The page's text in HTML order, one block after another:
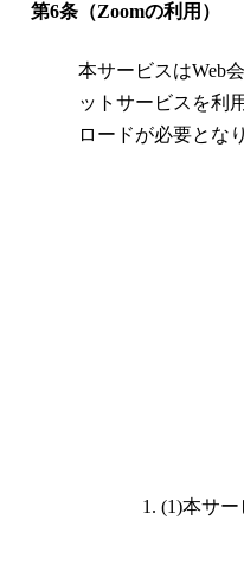
第6条（Zoomの利用）
本サービスはWeb
ットサービスを利
ロードが必要とな
(1)本サ